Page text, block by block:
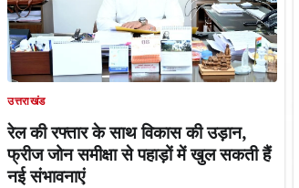
उत्तराखंड
रेल की रफ्तार के साथ विकास की उड़ान,
फ्रीज जोन समीक्षा से पहाड़ों में खुल सकती हैं
नई संभावनाएं